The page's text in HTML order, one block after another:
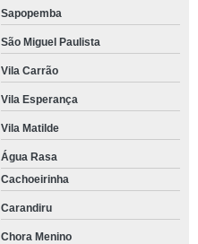
Sapopemba
São Miguel Paulista
Vila Carrão
Vila Esperança
Vila Matilde
Água Rasa
Cachoeirinha
Carandiru
Chora Menino